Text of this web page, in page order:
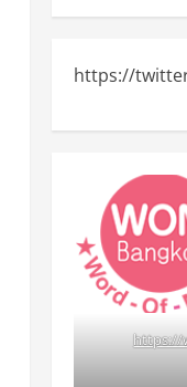
https://
https://